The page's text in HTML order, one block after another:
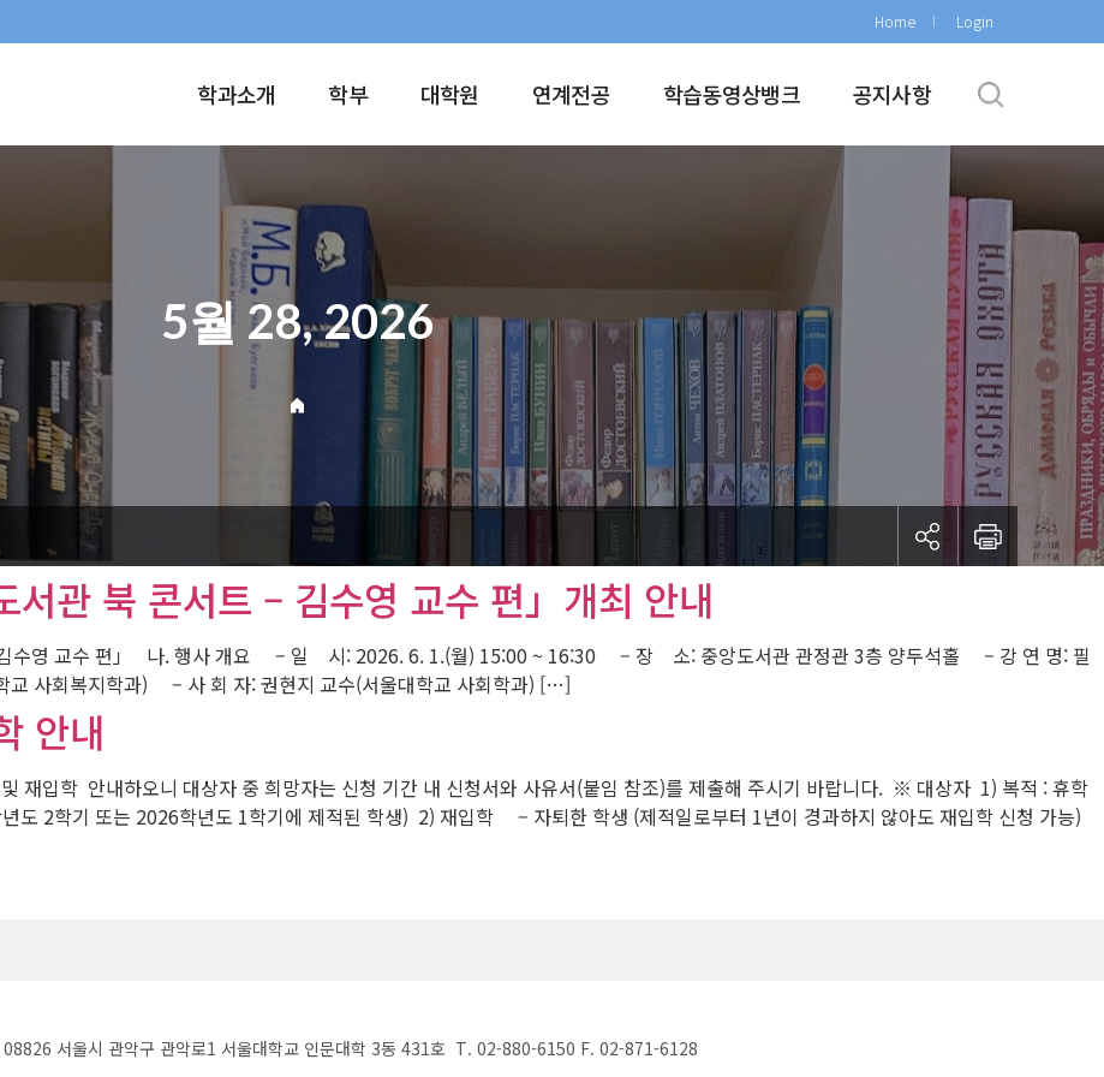
Home Login
학과소개 학부 대학원 연계전공 학습동영상뱅크 공지사항
5월 28, 2026
서관 북 콘서트 – 김수영 교수 편」개최 안내
김수영 교수 편」 나. 행사 개요 – 일 시: 2026. 6. 1.(월) 15:00 ~ 16:30 – 장 소: 중앙도서관 관정관 3층 양두석홀 – 강 연 명: 필
사회복지학과) – 사 회 자: 권현지 교수(서울대학교 사회학과) […]
안내
재입학 안내하오니 대상자 중 희망자는 신청 기간 내 신청서와 사유서(붙임 참조)를 제출해 주시기 바랍니다. ※ 대상자 1) 복적 : 휴학
도 2학기 또는 2026학년도 1학기에 제적된 학생) 2) 재입학 – 자퇴한 학생 (제적일로부터 1년이 경과하지 않아도 재입학 신청 가능)
08826 서울시 관악구 관악로1 서울대학교 인문대학 3동 431호 T. 02-880-6150 F. 02-871-6128